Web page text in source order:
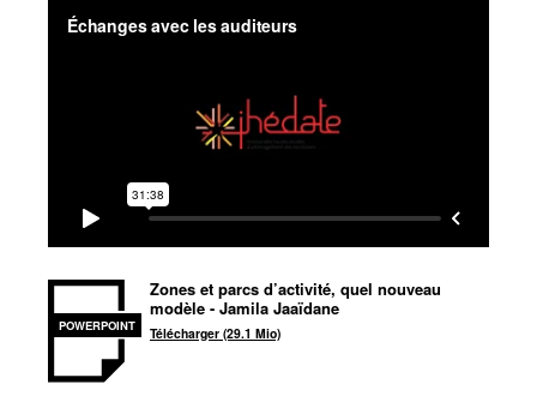
POWERPOINT
Zones et parcs d’activité, quel nouveau
modèle - Jamila Jaaïdane
Télécharger (29.1 Mio)